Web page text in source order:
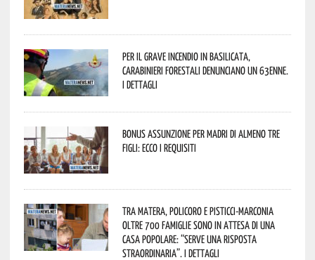
Per il grave incendio in Basilicata,
Carabinieri forestali denunciano un 63enne.
I dettagli
Bonus assunzione per madri di almeno tre
figli: ecco i requisiti
Tra Matera, Policoro e Pisticci-Marconia
oltre 700 famiglie sono in attesa di una
casa popolare: “serve una risposta
straordinaria”. I dettagli